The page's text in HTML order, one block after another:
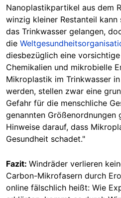
Nanoplastikpartikel aus dem
winzig kleiner Restanteil
das Trinkwasser gelangen,
die
diesbezüglich eine
Chemikalien und mikrobielle
Mikroplastik im Trinkwasser
werden, stellen zwar eine
Gefahr für die menschliche
genannten Größenordnungen
Hinweise darauf, dass
Gesundheit schadet."
Fazit: Windräder verlieren
Carbon-Mikrofasern durch
online fälschlich heißt: Wie